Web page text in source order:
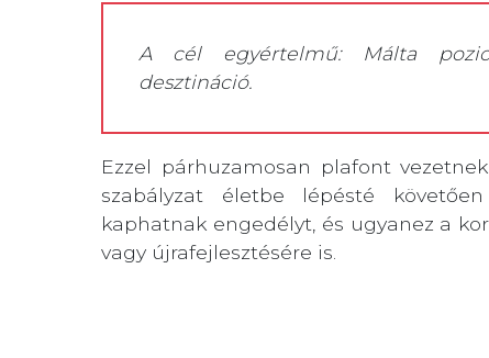
A cél egyértelmű: Málta
desztináció.
Ezzel párhuzamosan plafont
szabályzat életbe lépésté
kaphatnak engedélyt, és ugyanez a
vagy újrafejlesztésére is.